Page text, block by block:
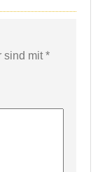
sind mit*